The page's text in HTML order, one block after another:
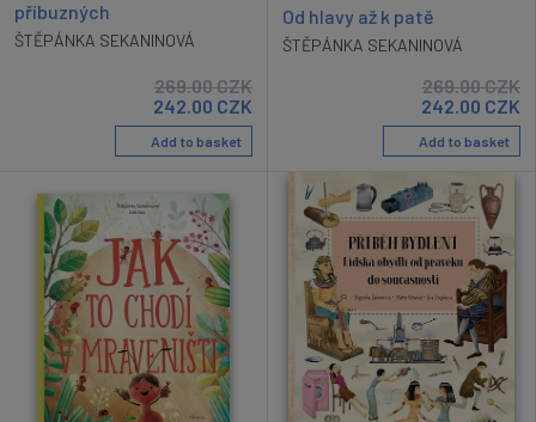
příbuzných
ŠTĚPÁNKA SEKANINOVÁ
269.00CZK
242.00 CZK
Add to basket
Od hlavy až k patě
ŠTĚPÁNKA SEKANINOVÁ
269.00CZK
242.00 CZK
Add to basket